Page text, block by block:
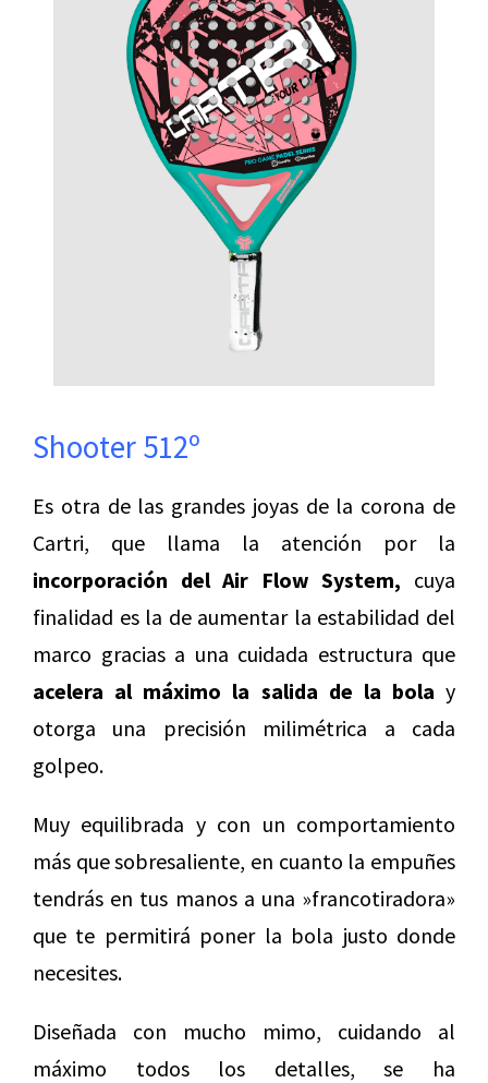
Shooter 512º
Es otra de las grandes joyas de la corona de
Cartri, que llama la atención por la
incorporación del Air Flow System, cuya
finalidad es la de aumentar la estabilidad del
marco gracias a una cuidada estructura que
acelera al máximo la salida de la bola y
otorga una precisión milimétrica a cada
golpeo.
Muy equilibrada y con un comportamiento
más que sobresaliente, en cuanto la empuñes
tendrás en tus manos a una »francotiradora»
que te permitirá poner la bola justo donde
necesites.
Diseñada con mucho mimo, cuidando al
máximo todos los detalles, se ha